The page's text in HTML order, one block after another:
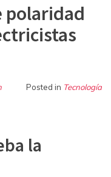
polaridad
Posted in Tecnología
la